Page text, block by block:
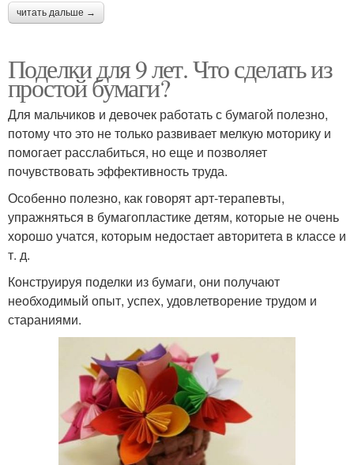
читать дальше →
Поделки для 9 лет. Что сделать из
простой бумаги?
Для мальчиков и девочек работать с бумагой полезно,
потому что это не только развивает мелкую моторику и
помогает расслабиться, но еще и позволяет
почувствовать эффективность труда.
Особенно полезно, как говорят арт-терапевты,
упражняться в бумагопластике детям, которые не очень
хорошо учатся, которым недостает авторитета в классе и
т. д.
Конструируя поделки из бумаги, они получают
необходимый опыт, успех, удовлетворение трудом и
стараниями.